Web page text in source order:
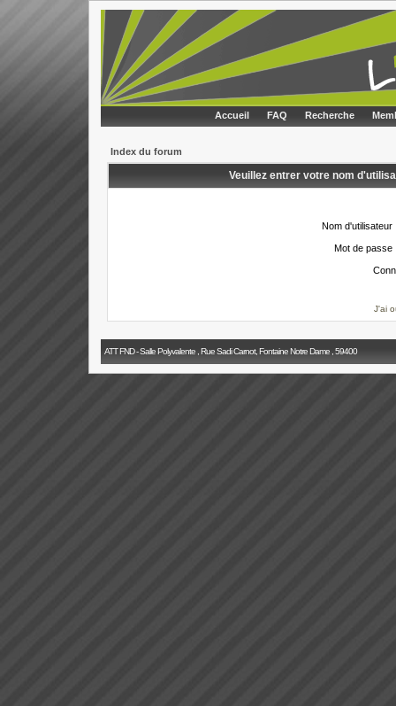
Accueil FAQ Recherche
Index du forum
Veuillez entrer votre nom
Nom d'utilisateur
Mot de passe
J'ai
ATT FND - Salle Polyvalente , Rue Sadi Carnot, Fontaine Notre Dame , 59400